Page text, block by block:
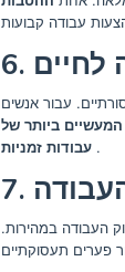
לחיים
עבור אנשים
המעשיים ביותר של
עבודות זמניות .
העבודה במהירות.